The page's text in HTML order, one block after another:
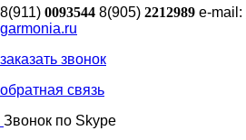
8(911) 0093544 8(905) 2212989 e-mail:
garmonia.ru
заказать звонок
обратная связь
Звонок по Skype